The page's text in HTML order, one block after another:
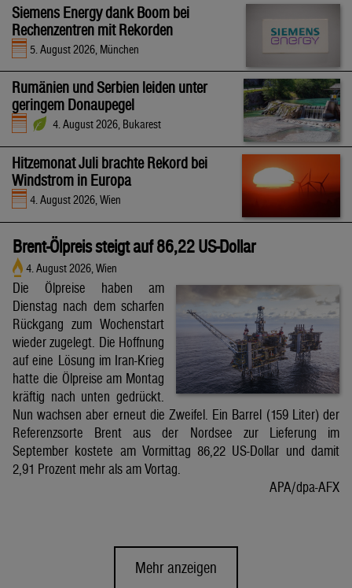
Siemens Energy dank Boom bei
Rechenzentren mit Rekorden
5. August 2026, München
Rumänien und Serbien leiden unter
geringem Donaupegel
4. August 2026, Bukarest
Hitzemonat Juli brachte Rekord bei
Windstrom in Europa
4. August 2026, Wien
Brent-Ölpreis steigt auf 86,22 US-Dollar
4. August 2026, Wien
Die Ölpreise haben am
Dienstag nach dem scharfen
Rückgang zum Wochenstart
wieder zugelegt. Die Hoffnung
auf eine Lösung im Iran-Krieg
hatte die Ölpreise am Montag
kräftig nach unten gedrückt.
Nun wachsen aber erneut die Zweifel. Ein Barrel (159 Liter) der
Referenzsorte Brent aus der Nordsee zur Lieferung im
September kostete am Vormittag 86,22 US-Dollar und damit
2,91 Prozent mehr als am Vortag.
APA/dpa-AFX
Mehr anzeigen